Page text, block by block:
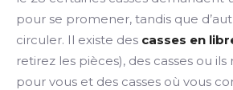
pour se promener, tandis que
circuler. Il existe des casses en
retirez les pièces), des casses ou
pour vous et des casses où vous